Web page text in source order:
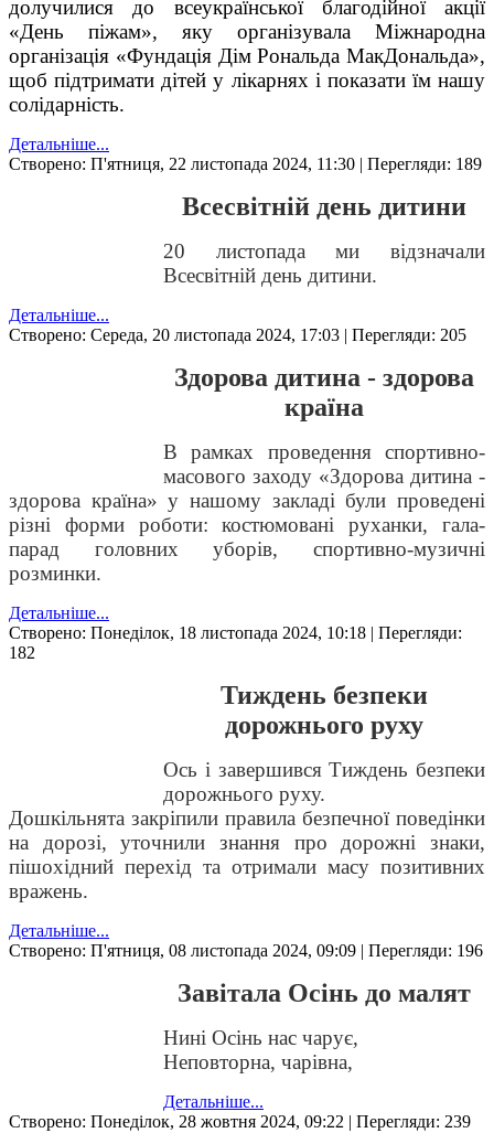
долучилися до всеукраїнської благодійної акції
«День піжам», яку організувала Міжнародна
організація «Фундація Дім Рональда МакДональда»,
щоб підтримати дітей у лікарнях і показати їм нашу
солідарність.
Детальніше...
Створено: П'ятниця, 22 листопада 2024, 11:30 | Перегляди: 189
Всесвітній день дитини
20 листопада ми відзначали
Всесвітній день дитини.
Детальніше...
Створено: Середа, 20 листопада 2024, 17:03 | Перегляди: 205
Здорова дитина - здорова
країна
В рамках проведення спортивно-
масового заходу «Здорова дитина -
здорова країна» у нашому закладі були проведені
різні форми роботи: костюмовані руханки, гала-
парад головних уборів, спортивно-музичні
розминки.
Детальніше...
Створено: Понеділок, 18 листопада 2024, 10:18 | Перегляди:
182
Тиждень безпеки
дорожнього руху
Ось і завершився Тиждень безпеки
дорожнього руху.
Дошкільнята закріпили правила безпечної поведінки
на дорозі, уточнили знання про дорожні знаки,
пішохідний перехід та отримали масу позитивних
вражень.
Детальніше...
Створено: П'ятниця, 08 листопада 2024, 09:09 | Перегляди: 196
Завітала Осінь до малят
Нині Осінь нас чарує,
Неповторна, чарівна,
Детальніше...
Створено: Понеділок, 28 жовтня 2024, 09:22 | Перегляди: 239